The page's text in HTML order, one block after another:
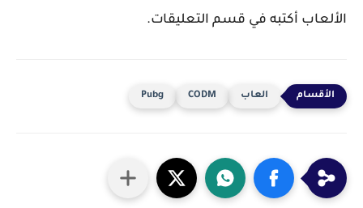
الألعاب أكتبه في قسم التعليقات.
العاب CODM
Pubg